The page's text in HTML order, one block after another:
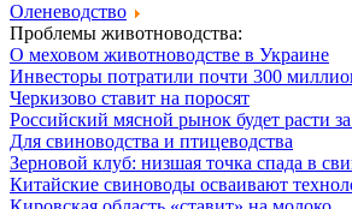
Оленеводство
Проблемы животноводства:
О меховом животноводстве в Украине
Инвесторы потратили почти 300
Черкизово ставит на поросят
Российский мясной рынок будет расти
Для свиноводства и птицеводства
Зерновой клуб: низшая точка спада в
Китайские свиноводы осваивают